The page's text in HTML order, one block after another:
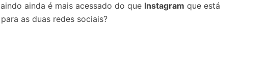
ainda é mais acessado do que Instagram que está
as duas redes sociais?